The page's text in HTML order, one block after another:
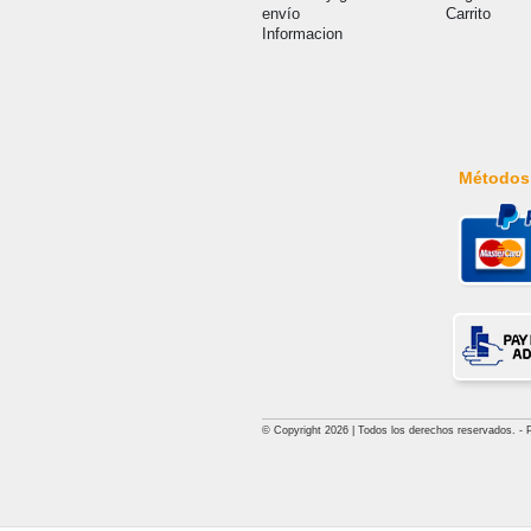
envío
Informacion
Carrito
© Copyright 2026 | Todos los derechos reservados. -